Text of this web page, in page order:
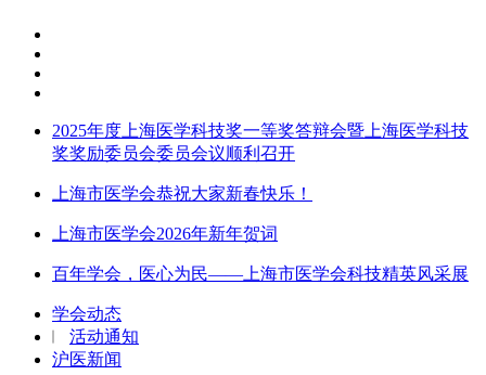
2025年度上海医学科技奖一等奖答辩会暨上海医学科技
奖奖励委员会委员会议顺利召开
上海市医学会恭祝大家新春快乐！
上海市医学会2026年新年贺词
百年学会，医心为民——上海市医学会科技精英风采展
学会动态
活动通知
沪医新闻